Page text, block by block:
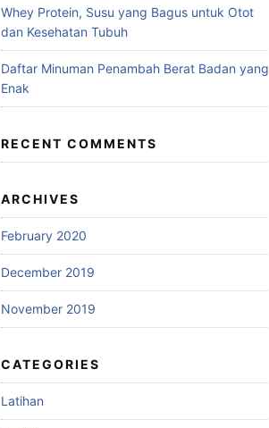
Whey Protein, Susu yang Bagus untuk Otot
dan Kesehatan Tubuh
Daftar Minuman Penambah Berat Badan yang
Enak
RECENT COMMENTS
ARCHIVES
February 2020
December 2019
November 2019
CATEGORIES
Latihan